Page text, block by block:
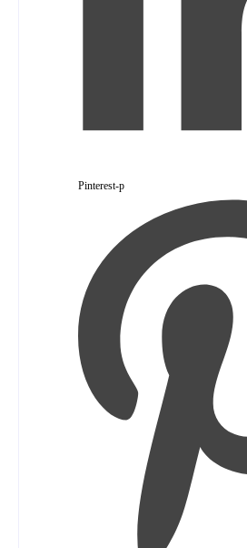
Pinterest-p